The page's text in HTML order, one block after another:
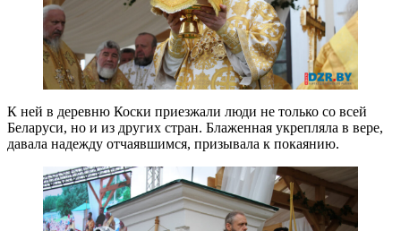
К ней в деревню Коски приезжали люди не только со всей
Беларуси, но и из других стран. Блаженная укрепляла в вере,
давала надежду отчаявшимся, призывала к покаянию.